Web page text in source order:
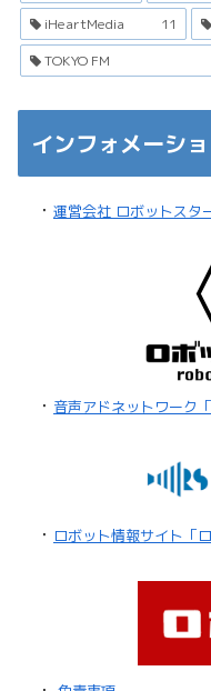
iHeartMedia
11
TOKYO FM
インフォメーシ
・ 運営会社 ロボットスタ
・ 音声アドネットワーク
・ ロボット情報サイト「